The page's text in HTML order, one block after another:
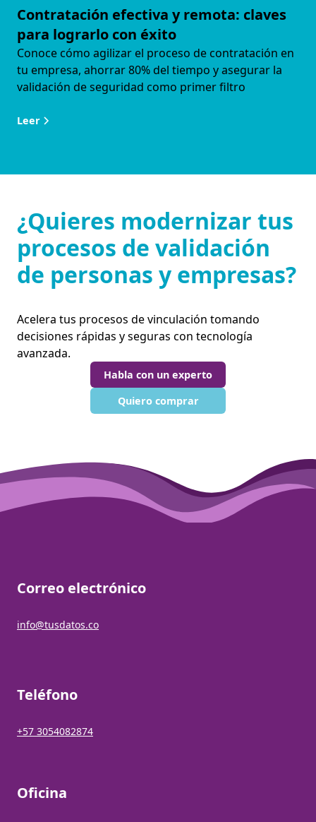
Contratación efectiva y remota: claves
para lograrlo con éxito
Conoce cómo agilizar el proceso de contratación en
tu empresa, ahorrar 80% del tiempo y asegurar la
validación de seguridad como primer filtro
Leer
¿Quieres modernizar tus
procesos de validación
de personas y empresas?
Acelera tus procesos de vinculación tomando
decisiones rápidas y seguras con tecnología
avanzada.
Habla con un experto
Quiero comprar
Correo electrónico
info@tusdatos.co
Teléfono
+57 3054082874
Oficina